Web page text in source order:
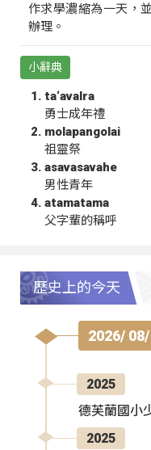
作求學濃縮為一天，
辦理。
小辭典
ta‘avalra
勇士成年禮
molapangolai
祖靈祭
asavasavahe
男性青年
atamatama
父字輩的稱呼
歷史上的今天
2026/
2025
德芙蘭國小
2025